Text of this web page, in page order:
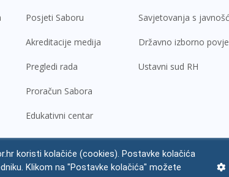
Posjeti Saboru
Akreditacije medija
Pregledi rada
Proračun Sabora
Edukativni centar
Savjetovanja s
Državno izborno
Ustavni sud RH
Izjava o pristupačnosti Zaštita osobnih podataka
koristi kolačiće (cookies). Postavke kolačića
Klikom na "Postavke kolačića" možete